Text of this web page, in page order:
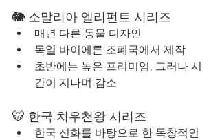
🐘 소말리아 엘리펀트 시리즈
매년 다른 동물 디자인
독일 바이에른 조폐국에서 제작
초반에는 높은 프리미엄, 그러나 시
간이 지나며 감소
🐯 한국 치우천왕 시리즈
한국 신화를 바탕으로 한 독창적인